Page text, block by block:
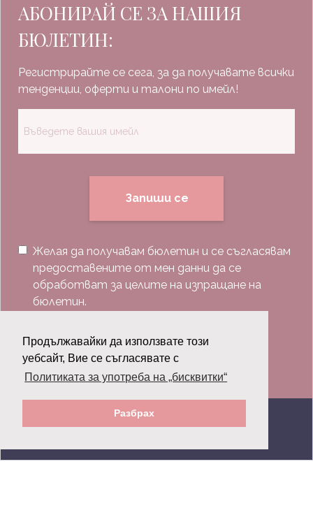
Продължавайки да използвате този
уебсайт, Вие се съгласявате с
Политиката за употреба на „бисквитки“
Разбрах
АБОНИРАЙ СЕ ЗА НАШИЯ
БЮЛЕТИН:
Регистрирайте се сега, за да получавате всички
тенденции, оферти и талони по имейл!
Запиши се
Желая да получавам бюлетин и се съгласявам
предоставените от мен данни да се
обработват за целите на изпращане на
бюлетин.
Последвай ни:
© 2026 Grazia.bg - Всички права запазени